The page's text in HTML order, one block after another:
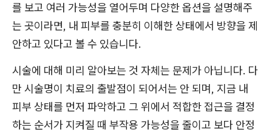
를 보고 여러 가능성을 열어두며 다양한 옵션을 설명해주
는 곳이라면, 내 피부를 충분히 이해한 상태에서 방향을 제
안하고 있다고 볼 수 있습니다.
시술에 대해 미리 알아보는 것 자체는 문제가 아닙니다. 다
만 시술명이 치료의 출발점이 되어서는 안 되며, 지금 내
피부 상태를 먼저 파악하고 그 위에서 적합한 접근을 결정
하는 순서가 지켜질 때 부작용 가능성을 줄이고 보다 안정